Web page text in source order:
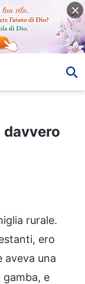
davvero
rurale.
ero
aveva una
gamba, e